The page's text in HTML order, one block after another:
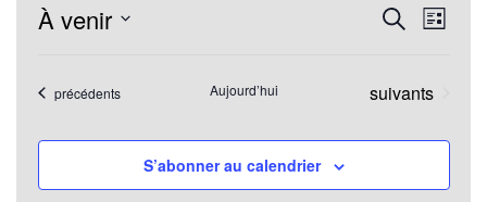
et
de
Recherche
Liste
À venir
une
Évènements
précédents Aujourd’hui Évènements
suivants
S’abonner au calendrier